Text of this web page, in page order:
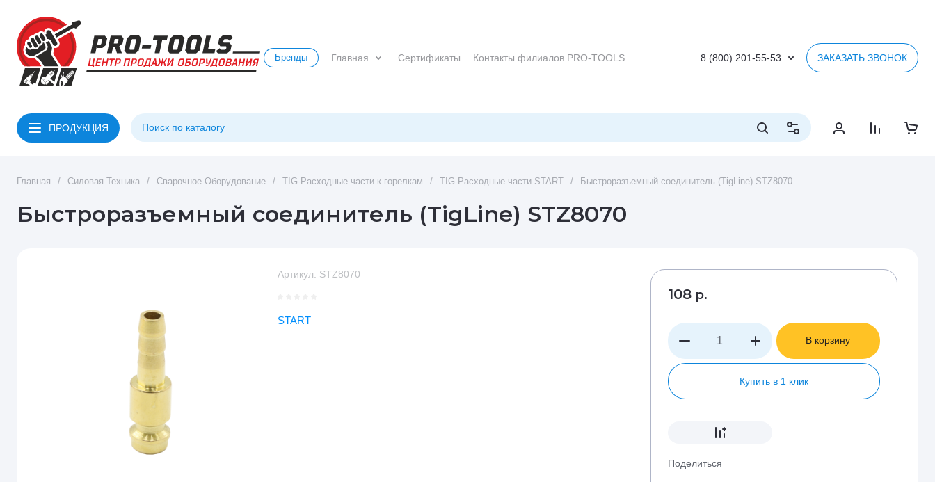
Бренды Главная Сертификаты Контакты филиалов PRO-TOOLS 8 (800) 201-55-53 ЗАКАЗАТЬ ЗВОНОК
ПРОДУКЦИЯ
Главная / Силовая Техника / Сварочное Оборудование / TIG-Расходные части к горелкам / TIG-Расходные части START / Быстроразъемный соединитель (TigLine) STZ8070
Быстроразъемный соединитель (TigLine) STZ8070
Артикул: STZ8070
START
108 р.
В корзину
Купить в 1 клик
Поделиться